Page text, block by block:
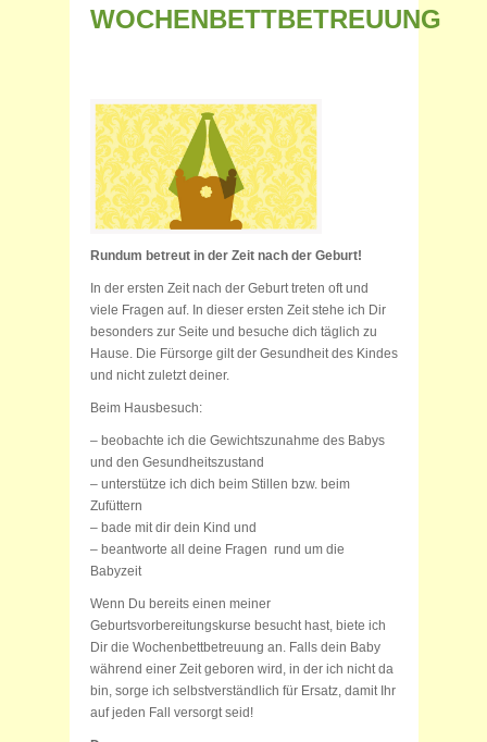
WOCHENBETTBETREUUNG
Rundum betreut in der Zeit nach der Geburt!
In der ersten Zeit nach der Geburt treten oft und
viele Fragen auf. In dieser ersten Zeit stehe ich Dir
besonders zur Seite und besuche dich täglich zu
Hause. Die Fürsorge gilt der Gesundheit des Kindes
und nicht zuletzt deiner.
Beim Hausbesuch:
– beobachte ich die Gewichtszunahme des Babys
und den Gesundheitszustand
– unterstütze ich dich beim Stillen bzw. beim
Zufüttern
– bade mit dir dein Kind und
– beantworte all deine Fragen rund um die
Babyzeit
Wenn Du bereits einen meiner
Geburtsvorbereitungskurse besucht hast, biete ich
Dir die Wochenbettbetreuung an. Falls dein Baby
während einer Zeit geboren wird, in der ich nicht da
bin, sorge ich selbstverständlich für Ersatz, damit Ihr
auf jeden Fall versorgt seid!